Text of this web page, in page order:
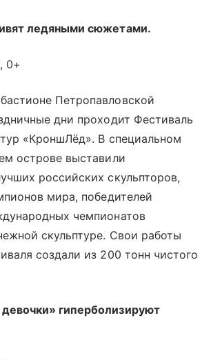
ледяными сюжетами.
0+
Петропавловской
дни проходит Фестиваль
«КроншЛёд». В специальном
острове выставили
российских скульпторов,
мира, победителей
чемпионатов
скульптуре. Свои работы
создали из 200 тонн чистого
гиперболизируют